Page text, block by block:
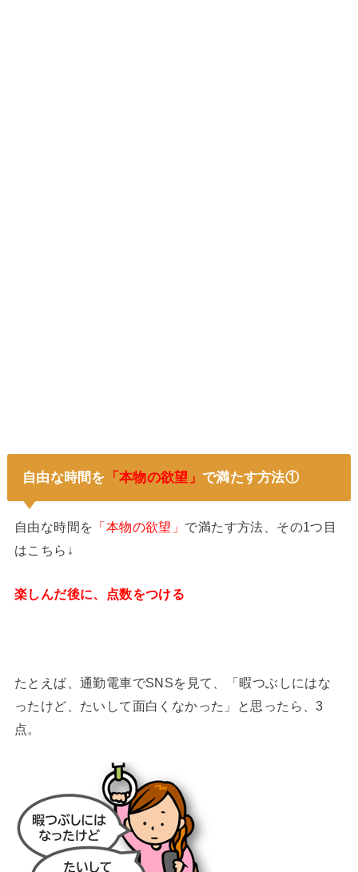
自由な時間を 「本物の欲望」 で満たす方法①
自由な時間を 「本物の欲望」 で満たす方法、その1つ目
はこちら↓
楽しんだ後に、点数をつける
たとえば、通勤電車でSNSを見て、「暇つぶしにはな
ったけど、たいして面白くなかった」と思ったら、3
点。